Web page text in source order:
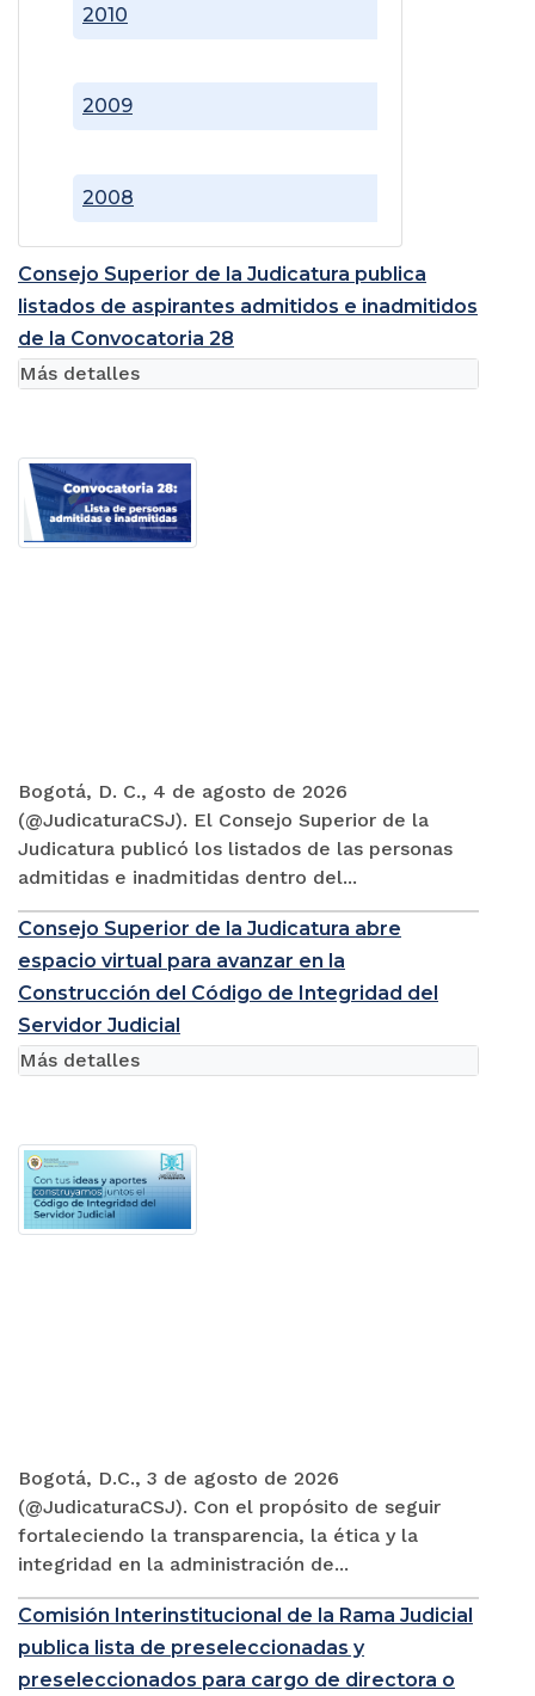
2008
2009
2010
Consejo Superior de la Judicatura publica
listados de aspirantes admitidos e inadmitidos
de la Convocatoria 28
Bogotá, D. C., 4 de agosto de 2026
(@JudicaturaCSJ). El Consejo Superior de la
Judicatura publicó los listados de las personas
admitidas e inadmitidas dentro del...
Más detalles
Consejo Superior de la Judicatura abre
espacio virtual para avanzar en la
Construcción del Código de Integridad del
Servidor Judicial
Bogotá, D.C., 3 de agosto de 2026
(@JudicaturaCSJ). Con el propósito de seguir
fortaleciendo la transparencia, la ética y la
integridad en la administración de...
Más detalles
Comisión Interinstitucional de la Rama Judicial
publica lista de preseleccionadas y
preseleccionados para cargo de directora o